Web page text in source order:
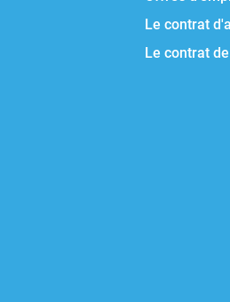
Le contrat
Le contrat